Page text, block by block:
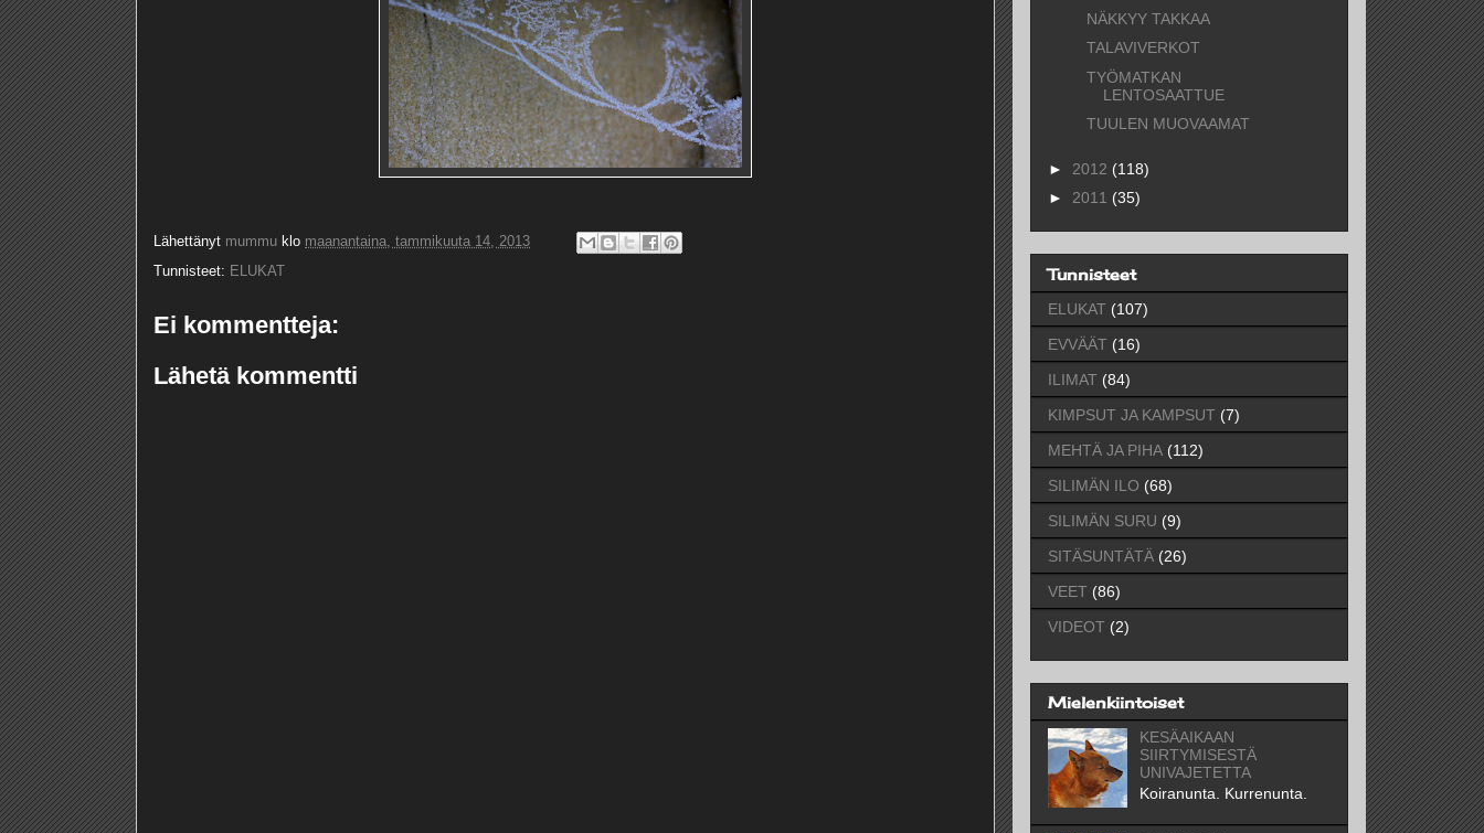
Lähettänyt mummu klo maanantaina, tammikuuta 14, 2013
Tunnisteet: ELUKAT
Ei kommentteja:
Lähetä kommentti
NÄKKYY TAKKAA
TALAVIVERKOT
TYÖMATKAN
LENTOSAATTUE
TUULEN MUOVAAMAT
► 2012 (118)
► 2011 (35)
Tunnisteet
ELUKAT (107)
EVVÄÄT (16)
ILIMAT (84)
KIMPSUT JA KAMPSUT (7)
MEHTÄ JA PIHA (112)
SILIMÄN ILO (68)
SILIMÄN SURU (9)
SITÄSUNTÄTÄ (26)
VEET (86)
VIDEOT (2)
Mielenkiintoiset
KESÄAIKAAN
SIIRTYMISESTÄ
UNIVAJETETTA
Koiranunta. Kurrenunta.